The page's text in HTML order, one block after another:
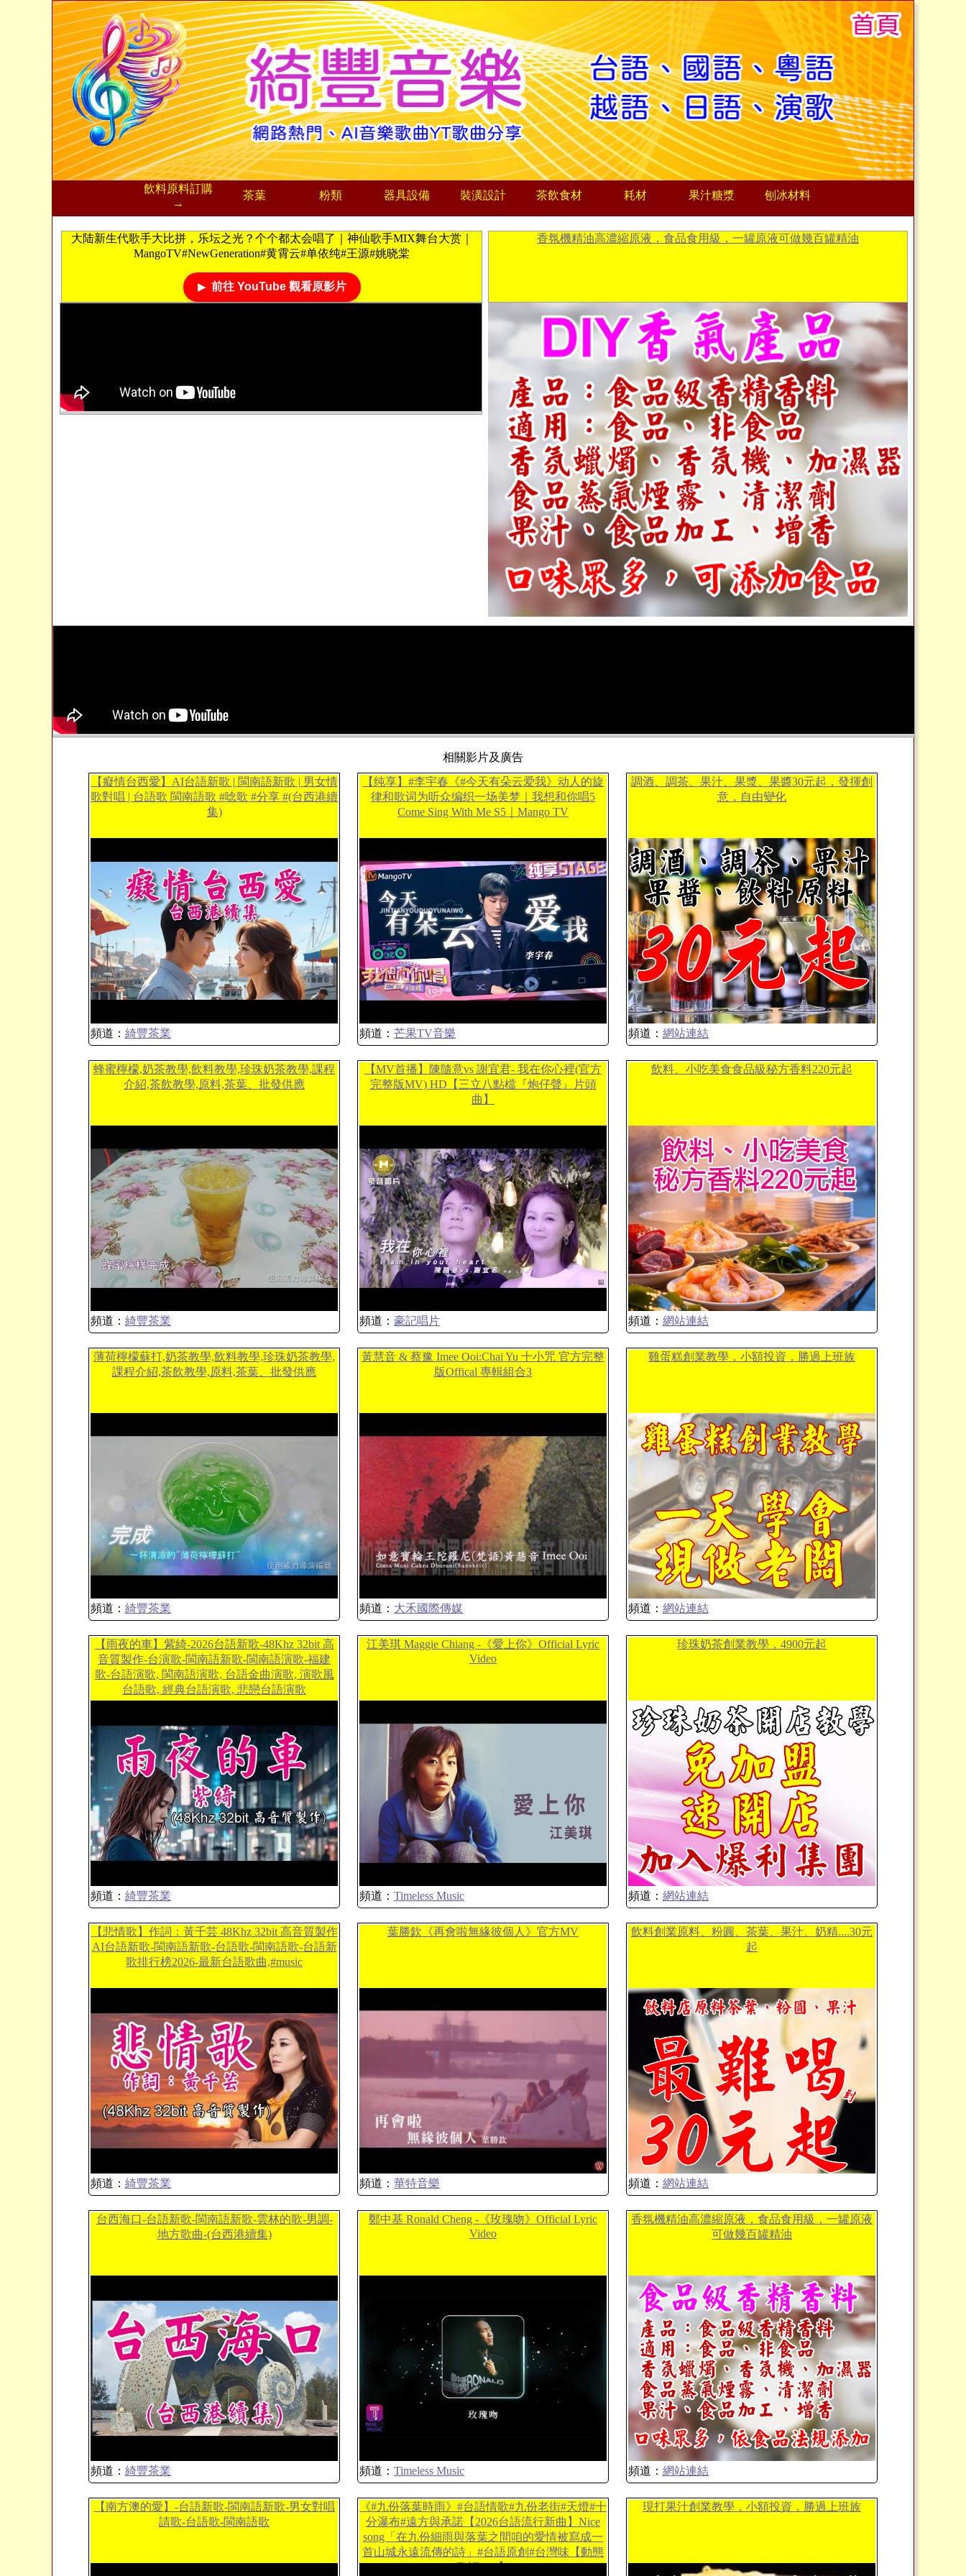
飲料原料訂購
→
茶葉 粉類 器具設備 裝潢設計 茶飲食材 耗材 果汁糖漿 刨冰材料
大陆新生代歌手大比拼，乐坛之光？个个都太会唱了｜神仙歌手MIX舞台大赏｜
MangoTV#NewGeneration#黄霄云#单依纯#王源#姚晓棠
前往 YouTube 觀看原影片
香氛機精油高濃縮原液，食品食用級，一罐原液可做幾百罐精油
相關影片及廣告
【癡情台西愛】AI台語新歌 | 閩南語新歌 | 男女情
歌對唱 | 台語歌 閩南語歌 #唸歌 #分享 #(台西港續
集)
頻道： 綺豐茶業
【纯享】#李宇春《#今天有朵云爱我》动人的旋
律和歌词为听众编织一场美梦｜我想和你唱5
Come Sing With Me S5｜Mango TV
頻道： 芒果TV音樂
調酒、調茶、果汁、果漿、果醬30元起，發揮創
意，自由變化
頻道： 網站連結
蜂蜜檸檬,奶茶教學,飲料教學,珍珠奶茶教學,課程
介紹,茶飲教學,原料,茶葉、批發供應
頻道： 綺豐茶業
【MV首播】陳隨意vs 謝宜君- 我在你心裡(官方
完整版MV) HD【三立八點檔『炮仔聲』片頭
曲】
頻道： 豪記唱片
飲料、小吃美食食品級秘方香料220元起
頻道： 網站連結
薄荷檸檬蘇打,奶茶教學,飲料教學,珍珠奶茶教學,
課程介紹,茶飲教學,原料,茶葉、批發供應
頻道： 綺豐茶業
黃慧音 & 蔡豫 Imee Ooi:Chai Yu 十小咒 官方完整
版Offical 專輯組合3
頻道： 大禾國際傳媒
雞蛋糕創業教學，小額投資，勝過上班族
頻道： 網站連結
【雨夜的車】紫綺-2026台語新歌-48Khz 32bit 高
音質製作-台演歌-閩南語新歌-閩南語演歌-福建
歌-台語演歌, 閩南語演歌, 台語金曲演歌, 演歌風
台語歌, 經典台語演歌, 悲戀台語演歌
頻道： 綺豐茶業
江美琪 Maggie Chiang -《愛上你》Official Lyric
Video
頻道： Timeless Music
珍珠奶茶創業教學，4900元起
頻道： 網站連結
【悲情歌】作詞：黃千芸 48Khz 32bit 高音質製作
AI台語新歌-閩南語新歌-台語歌-閩南語歌-台語新
歌排行榜2026-最新台語歌曲,#music
頻道： 綺豐茶業
葉勝欽《再會啦無緣彼個人》官方MV
頻道： 華特音樂
飲料創業原料、粉圓、茶葉、果汁、奶精....30元
起
頻道： 網站連結
台西海口-台語新歌-閩南語新歌-雲林的歌-男調-
地方歌曲-(台西港續集)
頻道： 綺豐茶業
鄭中基 Ronald Cheng -《玫瑰吻》Official Lyric
Video
頻道： Timeless Music
香氛機精油高濃縮原液，食品食用級，一罐原液
可做幾百罐精油
頻道： 網站連結
【南方澳的愛】-台語新歌-閩南語新歌-男女對唱
請歌-台語歌-閩南語歌
《#九份落葉時雨》#台語情歌#九份老街#天燈#十
分瀑布#遠方與承諾【2026台語流行新曲】Nice
song「在九份細雨與落葉之間咱的愛情被寫成一
首山城永遠流傳的詩」#台語原創#台灣味【動態
歌詞MV】
現打果汁創業教學，小額投資，勝過上班族